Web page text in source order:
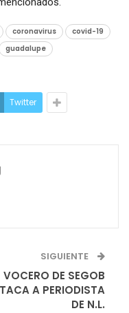
coronavirus
covid-19
guadalupe
Twitter
SIGUIENTE
VOCERO DE SEGOB
A PERIODISTA
DE N.L.